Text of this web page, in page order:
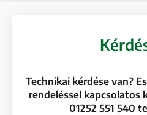
Technikai kérdése van?
rendeléssel kapcsolatos
01252 551 540